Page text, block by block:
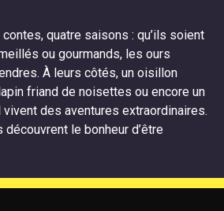
contes, quatre saisons : qu’ils soient
ou gourmands, les ours
À leurs côtés, un oisillon
friand de noisettes ou encore un
des aventures extraordinaires.
le bonheur d’être